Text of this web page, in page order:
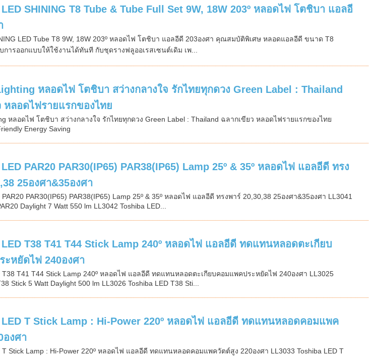
SHINING T8 Tube & Tube Full Set 9W, 18W 203º หลอดไฟ โตชิบา แอลอี
LED Tube T8 9W, 18W 203º หลอดไฟ โตชิบา แอลอีดี 203องศา คุณสมบัติพิเศษ หลอดแอลอีดี ขนาด T8
การออกแบบให้ใช้งานได้ทันที กับชุดรางฟลูออเรสเซนต์เดิม เพ...
หลอดไฟ โตชิบา สว่างกลางใจ รักไทยทุกดวง Green Label : Thailand
หลอดไฟรายแรกของไทย
หลอดไฟ โตชิบา สว่างกลางใจ รักไทยทุกดวง Green Label : Thailand ฉลากเขียว หลอดไฟรายแรกของไทย
Energy Saving
PAR20 PAR30(IP65) PAR38(IP65) Lamp 25º & 35º หลอดไฟ แอลอีดี ทรง
25องศา&35องศา
PAR20 PAR30(IP65) PAR38(IP65) Lamp 25º & 35º หลอดไฟ แอลอีดี ทรงพาร์ 20,30,38 25องศา&35องศา LL3041
Daylight 7 Watt 550 lm LL3042 Toshiba LED...
LED T38 T41 T44 Stick Lamp 240º หลอดไฟ แอลอีดี ทดแทนหลอดตะเกียบ
ะหยัดไฟ 240องศา
T38 T41 T44 Stick Lamp 240º หลอดไฟ แอลอีดี ทดแทนหลอดตะเกียบคอมแพคประหยัดไฟ 240องศา LL3025
Stick 5 Watt Daylight 500 lm LL3026 Toshiba LED T38 Sti...
LED T Stick Lamp : Hi-Power 220º หลอดไฟ แอลอีดี ทดแทนหลอดคอมแพค
องศา
T Stick Lamp : Hi-Power 220º หลอดไฟ แอลอีดี ทดแทนหลอดคอมแพควัตต์สูง 220องศา LL3033 Toshiba LED T